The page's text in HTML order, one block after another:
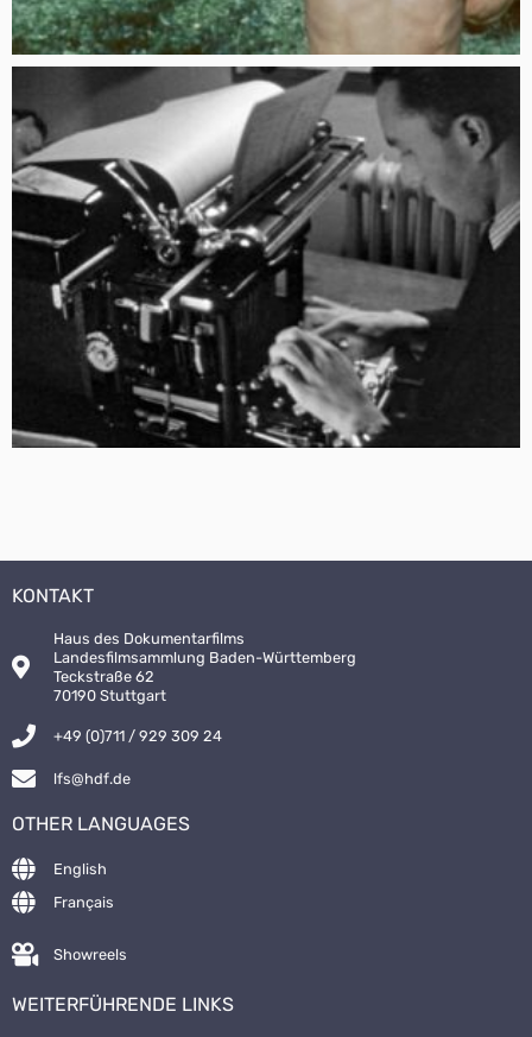
KONTAKT
Haus des Dokumentarfilms
Landesfilmsammlung Baden-Württemberg
Teckstraße 62
70190 Stuttgart
+49 (0)711 / 929 309 24
lfs@hdf.de
OTHER LANGUAGES
English
Français
Showreels
WEITERFÜHRENDE LINKS